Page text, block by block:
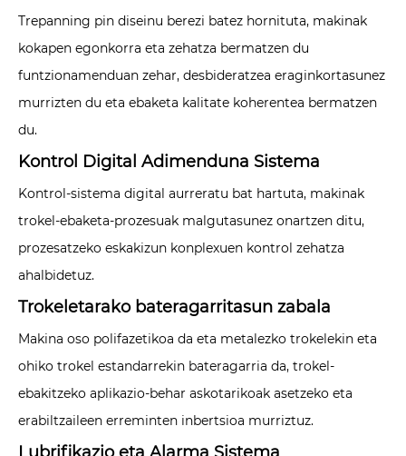
Trepanning pin diseinu berezi batez hornituta, makinak
kokapen egonkorra eta zehatza bermatzen du
funtzionamenduan zehar, desbideratzea eraginkortasunez
murrizten du eta ebaketa kalitate koherentea bermatzen
du.
Kontrol Digital Adimenduna Sistema
Kontrol-sistema digital aurreratu bat hartuta, makinak
trokel-ebaketa-prozesuak malgutasunez onartzen ditu,
prozesatzeko eskakizun konplexuen kontrol zehatza
ahalbidetuz.
Trokeletarako bateragarritasun zabala
Makina oso polifazetikoa da eta metalezko trokelekin eta
ohiko trokel estandarrekin bateragarria da, trokel-
ebakitzeko aplikazio-behar askotarikoak asetzeko eta
erabiltzaileen erreminten inbertsioa murriztuz.